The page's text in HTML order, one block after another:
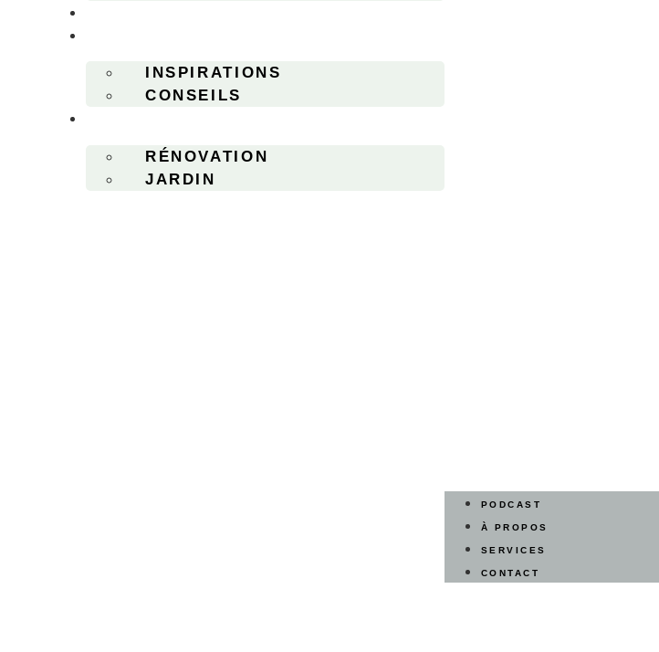
INSPIRATIONS
CONSEILS
RÉNOVATION
JARDIN
PODCAST
À PROPOS
SERVICES
CONTACT